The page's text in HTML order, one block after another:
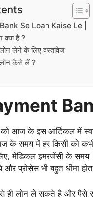
Se Loan Kaise Le |
क्या है ?
लेने के लिए दस्तावेज
कैसे लें ?
को आज के इस आर्टिकल में
के समय में हर किसी को
मेडिकल इमरजेंसी के
और प्रोसेस भी बहुत धीमा
ही लोन ले सकते है और